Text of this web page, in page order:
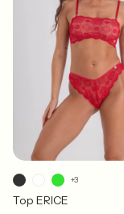
Top ERICE
+3